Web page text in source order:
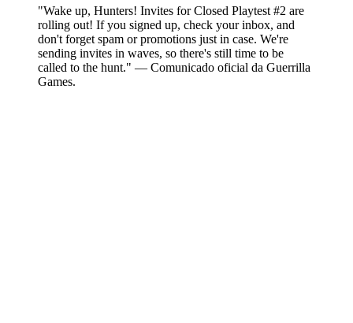
"Wake up, Hunters! Invites for Closed Playtest #2 are
rolling out! If you signed up, check your inbox, and
don't forget spam or promotions just in case. We're
sending invites in waves, so there's still time to be
called to the hunt." — Comunicado oficial da Guerrilla
Games.